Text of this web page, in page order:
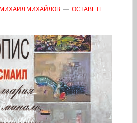
МИХАИЛ МИХАЙЛОВ
ОСТАВЕТЕ